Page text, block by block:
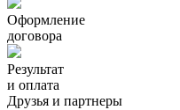
Оформление
договора
Результат
и оплата
Друзья и партнеры